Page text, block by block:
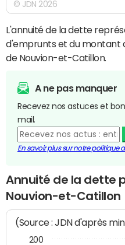
© JDN 2026
L'annuité de la dette
d'emprunts et du montant
de Nouvion-et-Catillon.
A ne pas manquer
Recevez nos astuces et
mail.
En savoir plus sur notre politique
Annuité de la dette
Nouvion-et-Catillon
(Source : JDN d'après
200